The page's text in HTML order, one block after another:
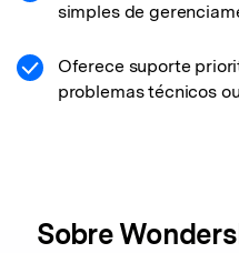
simples de
Oferece suporte
problemas técnicos
Sobre